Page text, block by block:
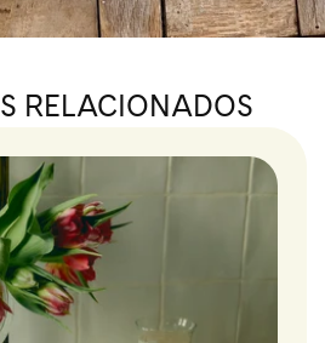
RELACIONADOS